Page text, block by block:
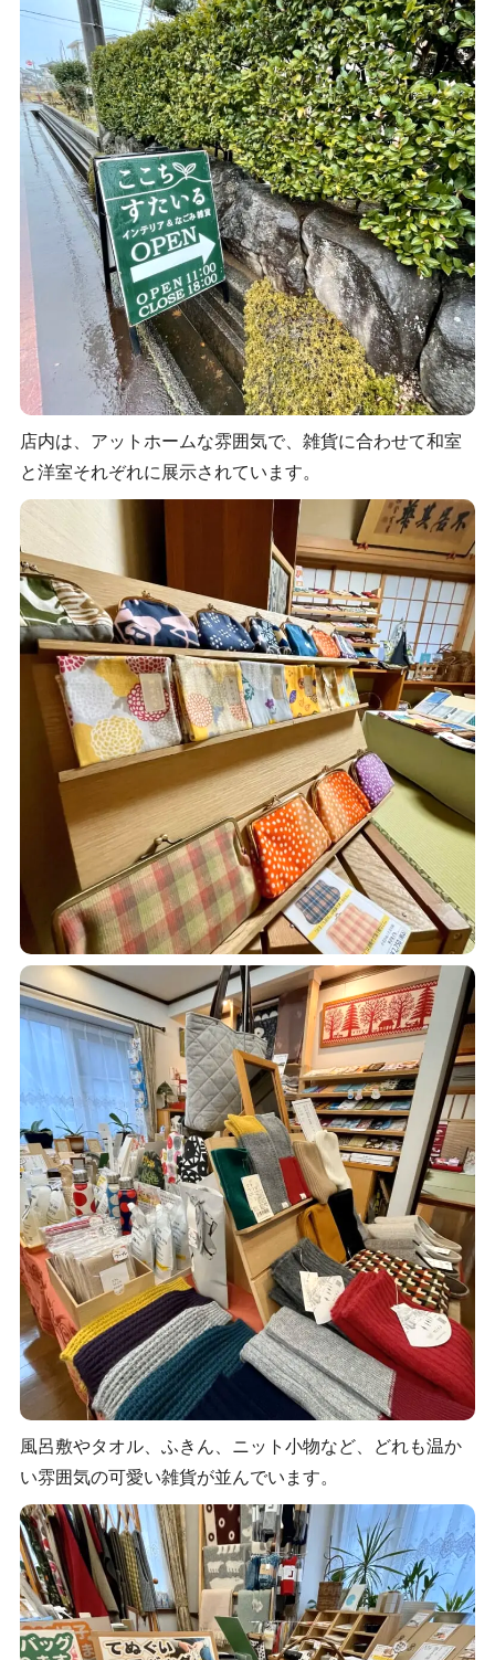
店内は、アットホームな雰囲気で、雑貨に合わせて和室
と洋室それぞれに展示されています。
風呂敷やタオル、ふきん、ニット小物など、どれも温か
い雰囲気の可愛い雑貨が並んでいます。